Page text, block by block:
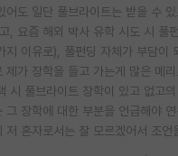
어도 일단 풀브라이트는 받을 수
, 요즘 해외 박사 유학 시도 시 풀
지 이유로), 풀펀딩 자체가 부담이
제가 장학을 들고 가는게 많은 메
시 풀브라이트 장학이 있고 없고
그 장학에 대한 부분을 언급해야
저 혼자로서는 잘 모르겠어서 조언